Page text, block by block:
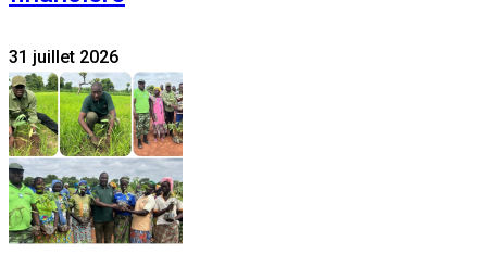
31 juillet 2026